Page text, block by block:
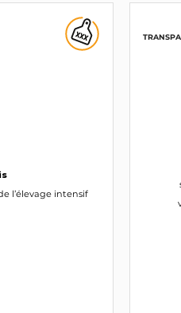
l’élevage intensif